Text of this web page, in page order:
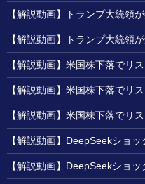
【解説動画】トランプ大統領
【解説動画】トランプ大統領
【解説動画】米国株下落でリス
【解説動画】米国株下落でリス
【解説動画】米国株下落でリス
【解説動画】DeepSeekショッ
【解説動画】DeepSeekショッ